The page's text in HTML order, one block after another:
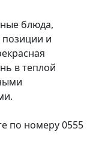
блюда,
позиции и
в теплой
по номеру 0555